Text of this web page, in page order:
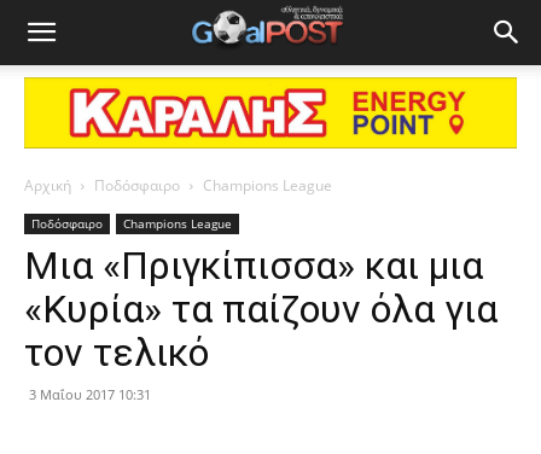
Αρχική Ποδόσφαιρο Champions League
Ποδόσφαιρο Champions League
Μια «Πριγκίπισσα» και μια
«Κυρία» τα παίζουν όλα για
τον τελικό
3 Μαΐου 2017 10:31